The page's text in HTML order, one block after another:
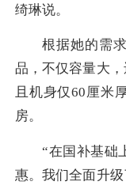
绮琳说。
根据她的需
品，不仅容量大
且机身仅60厘米
房。
“在国补基础
惠。我们全面升